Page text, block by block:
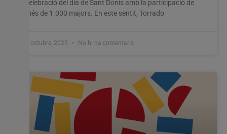
celebració del dia de Sant Donís amb la participació de
més de 1.000 majors. En este sentit, Torrado
8 octubre, 2025 No hi ha comentaris